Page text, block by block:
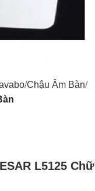
Chậu Âm Bàn
L5125 Chữ